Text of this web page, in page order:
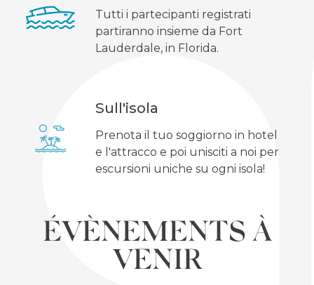
Tutti i partecipanti registrati
partiranno insieme da Fort
Lauderdale, in Florida.
Sull'isola
Prenota il tuo soggiorno in hotel
e l'attracco e poi unisciti a noi per
escursioni uniche su ogni isola!
ÉVÈNEMENTS À
VENIR